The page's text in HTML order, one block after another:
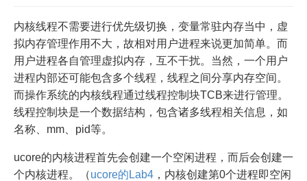
内核线程不需要进行优先级切换，变量常驻内存当中，虚
拟内存管理作用不大，故相对用户进程来说更加简单。而
用户进程各自管理虚拟内存，互不干扰。当然，一个用户
进程内部还可能包含多个线程，线程之间分享内存空间。
而操作系统的内核线程通过线程控制块TCB来进行管理。
线程控制块是一个数据结构，包含诸多线程相关信息，如
名称、mm、pid等。
ucore的内核进程首先会创建一个空闲进程，而后会创建一
个内核进程。（ucore的Lab4 ，内核创建第0个进程即空闲